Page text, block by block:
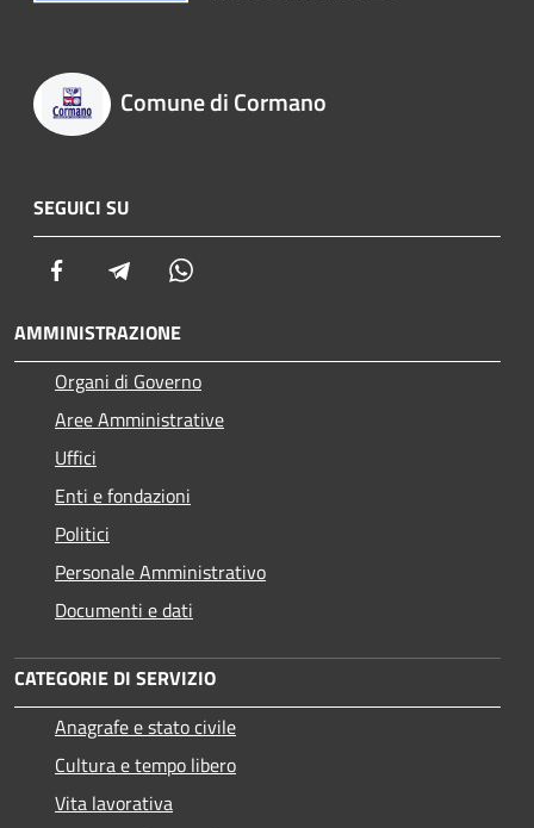
Comune di Cormano
SEGUICI SU
Facebook Telegram
AMMINISTRAZIONE
Organi di Governo
Aree Amministrative
Uffici
Enti e fondazioni
Politici
Personale Amministrativo
Documenti e dati
CATEGORIE DI SERVIZIO
Anagrafe e stato civile
Cultura e tempo libero
Vita lavorativa